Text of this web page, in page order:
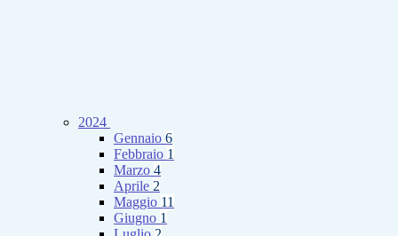
2024
Gennaio 6
Febbraio 1
Marzo 4
Aprile 2
Maggio 11
Giugno 1